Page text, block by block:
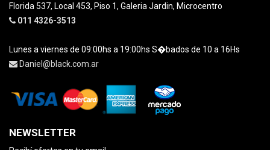
Florida 537, Local 453, Piso 1, Galeria Jardin, Microcentro
011 4326-3513
Lunes a viernes de 09:00hs a 19:00hs S�bados de 10 a 16Hs
Daniel@black.com.ar
NEWSLETTER